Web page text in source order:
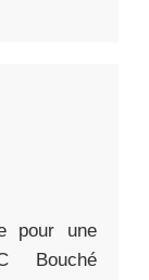
pour une
Bouché